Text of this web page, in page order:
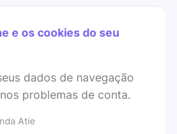
e os cookies do seu
dados de navegação
problemas de conta.
Atie